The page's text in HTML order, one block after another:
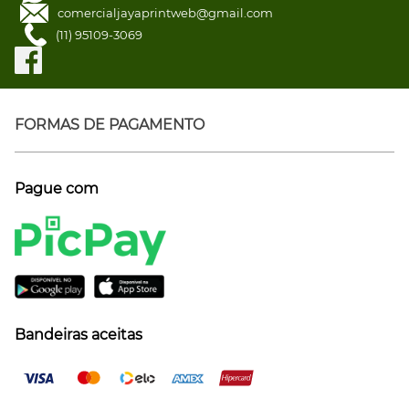
comercialjayaprintweb@gmail.com
(11) 95109-3069
FORMAS DE PAGAMENTO
Pague com
Bandeiras aceitas